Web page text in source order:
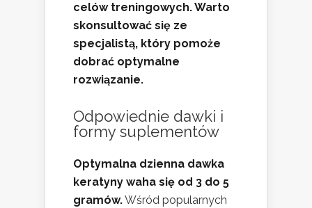
celów treningowych. Warto
skonsultować się ze
specjalistą, który pomoże
dobrać optymalne
rozwiązanie.
Odpowiednie dawki i
formy suplementów
Optymalna dzienna dawka
keratyny waha się od 3 do 5
gramów.Wśród popularnych